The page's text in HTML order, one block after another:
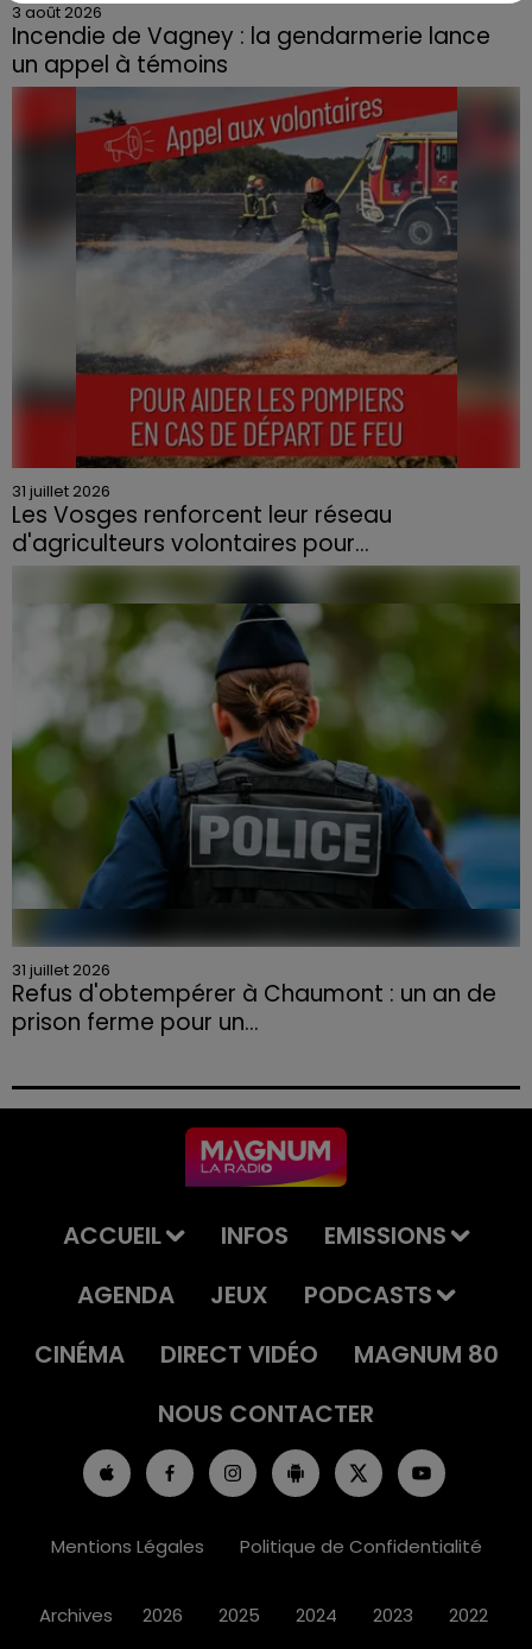
3 août 2026
Incendie de Vagney : la gendarmerie lance
un appel à témoins
Le feu, parti d'une haie avant de se propager au
quartier résidentiel, avait détruit deux habitations et
contraint à l'évacuation d'une centaine de personnes.
31 juillet 2026
Les Vosges renforcent leur réseau
d'agriculteurs volontaires pour...
Face à la sécheresse et aux risques de départs de feu,
la Chambre d'agriculture des Vosges a lancé un appel
aux agriculteurs volontaires pour venir en aide...
31 juillet 2026
Refus d'obtempérer à Chaumont : un an de
prison ferme pour un...
permis et la confiscation de son véhicule.
ACCUEIL INFOS
EMISSIONS
AGENDA
JEUX
PODCASTS
CINÉMA
DIRECT VIDÉO
MAGNUM 80
NOUS CONTACTER
Mentions Légales Politique de Confidentialité
Archives 2026 2025 2024 2023 2022